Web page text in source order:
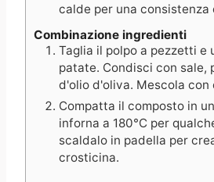
calde per una consistenza
Combinazione ingredienti
Taglia il polpo a pezzetti e
patate. Condisci con sale,
d'olio d'oliva. Mescola con
Compatta il composto in
inforna a 180°C per
scaldalo in padella per
crosticina.